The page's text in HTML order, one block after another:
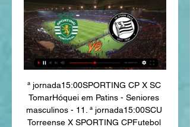
ª jornada15:00SPORTING CP X SC
TomarHóquei em Patins - Seniores
masculinos - 11. ª jornada15:00SCU
Torreense X SPORTING CPFutebol